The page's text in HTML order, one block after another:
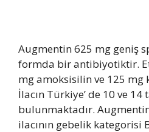
Augmentin 625 mg geniş
formda bir antibiyotiktir.
mg amoksisilin ve 125
İlacın Türkiye’ de 10 ve
bulunmaktadır.
ilacının gebelik kategorisi